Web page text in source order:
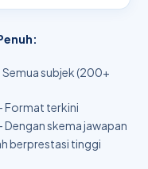
subjek (200+
Format terkini
skema jawapan
berprestasi tinggi